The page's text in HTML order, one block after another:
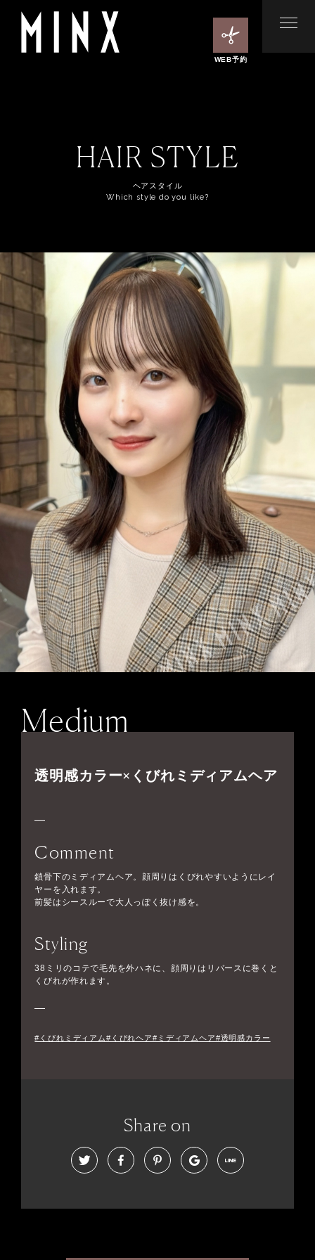
WEB予約
HAIR STYLE
ヘアスタイル
Which style do you like?
Medium
透明感カラー×くびれミディアムヘア
Comment
鎖骨下のミディアムヘア。顔周りはくびれやすいようにレイ
ヤーを入れます。
前髪はシースルーで大人っぽく抜け感を。
Styling
38ミリのコテで毛先を外ハネに、顔周りはリバースに巻くと
くびれが作れます。
#くびれミディアム#くびれヘア#ミディアムヘア#透明感カラー
Share on